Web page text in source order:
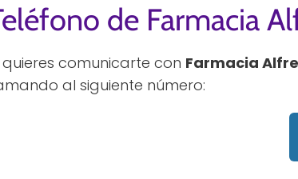
de Farmacia
quieres comunicarte con Farmacia
al siguiente número: